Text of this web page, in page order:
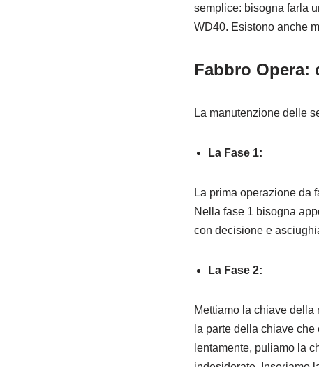
semplice: bisogna farla
WD40. Esistono anche
Fabbro Opera:
La manutenzione delle
La Fase 1:
La prima operazione da
Nella fase 1 bisogna
con decisione e
La Fase 2:
Mettiamo la chiave della
la parte della chiave che
lentamente, puliamo la